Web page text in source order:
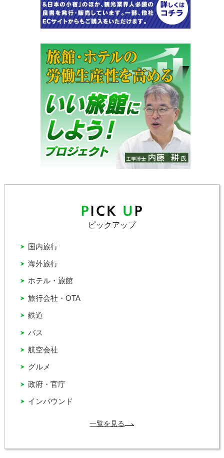
ピックアップ
インバウンド
グルメ
バス
ホテル・旅館
国内旅行
政府・官庁
旅行会社・OTA
海外旅行
航空会社
鉄道
一覧を見る